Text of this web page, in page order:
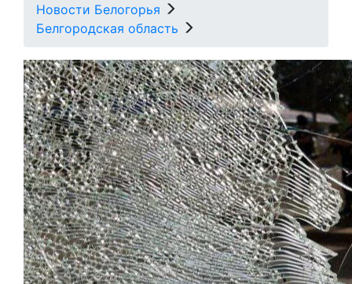
Новости Белогорья
Белгородская область